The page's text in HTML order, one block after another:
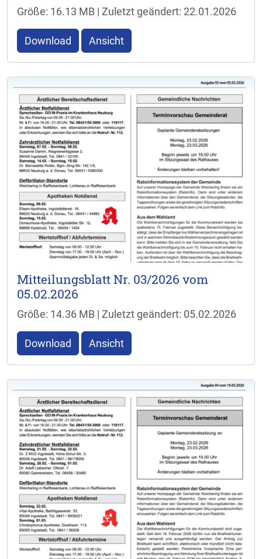
Größe: 16.13 MB | Zuletzt geändert: 22.01.2026
Download Ansicht
Mitteilungsblatt Nr. 03/2026 vom
05.02.2026
Größe: 14.36 MB | Zuletzt geändert: 05.02.2026
Download Ansicht